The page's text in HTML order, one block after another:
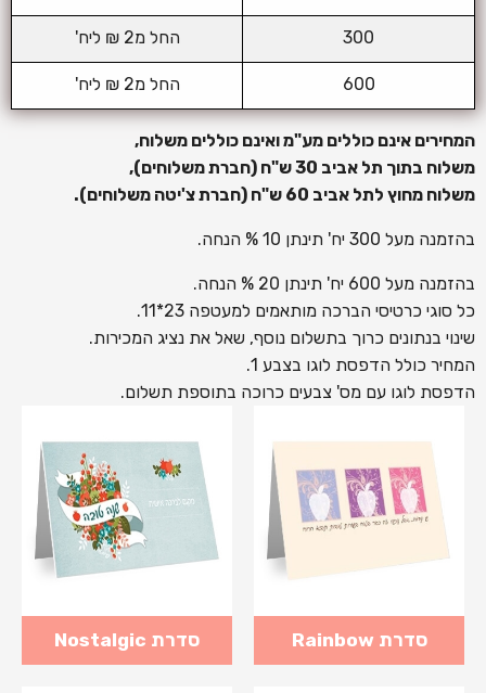
300 החל מ2 ₪ ליח'
600 החל מ2 ₪ ליח'
המחירים אינם כוללים מע"מ ואינם כוללים משלוח,
משלוח בתוך תל אביב 30 ש
"ח (חברת משלוחים),
משלוח מחוץ לתל אביב 60 ש
"ח (חברת צ'יטה משלוחים).
בהזמנה מעל 300 יח' תינתן 10 % הנחה.
בהזמנה מעל 600 יח' תינתן 20 % הנחה.
כל סוגי כרטיסי הברכה מותאמים למעטפה 23*11.
שינוי בנתונים כרוך בתשלום נוסף, שאל את נציג המכירות.
המחיר כולל הדפסת לוגו בצבע 1.
הדפסת לוגו עם מס' צבעים כרוכה בתוספת תשלום.
סדרת Rainbow סדרת Nostalgic